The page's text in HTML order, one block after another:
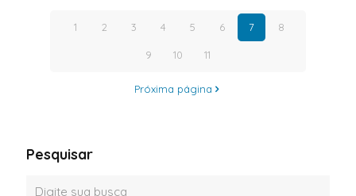
1 2 3 4 5 6 7 8
9 10 11
Próxima página
Pesquisar